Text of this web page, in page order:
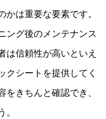
は重要な要素です。
ング後のメンテナンス
は信頼性が高いといえ
クシートを提供してく
きちんと確認でき、
。